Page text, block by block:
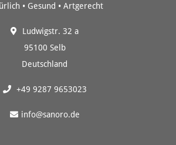
• Gesund • Artgerecht
Ludwigstr. 32 a
95100 Selb
Deutschland
+49 9287 9653023
info@sanoro.de